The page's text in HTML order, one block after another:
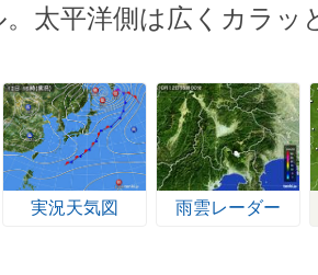
太平洋側は広くカラッ
実況天気図 雨雲レーダー